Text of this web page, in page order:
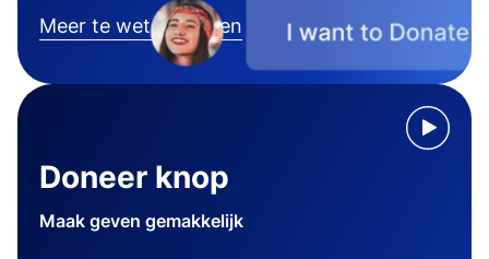
Meer te weten komen
Doneer knop
Maak geven gemakkelijk